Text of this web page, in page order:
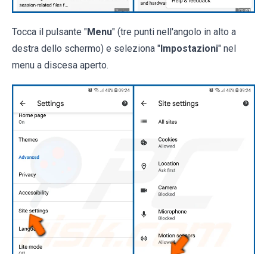
Tocca il pulsante "Menu" (tre punti nell'angolo in alto a
destra dello schermo) e seleziona " Impostazioni" nel
menu a discesa aperto.